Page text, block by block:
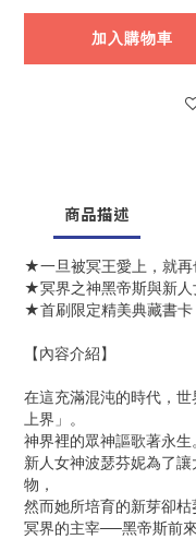
加入購物車
商品描述
★一旦被冥王愛上，就
★冥界之神黑帝斯與新人
★首刷限定精美典藏書卡
【內容介紹】
在這充滿混沌的時代，
上界」。
神界裡的眾神謳歌著永生
新人女神波瑟芬妮為了
物，
然而她所培育的新芽卻枯
冥界的主宰──黑帝斯前